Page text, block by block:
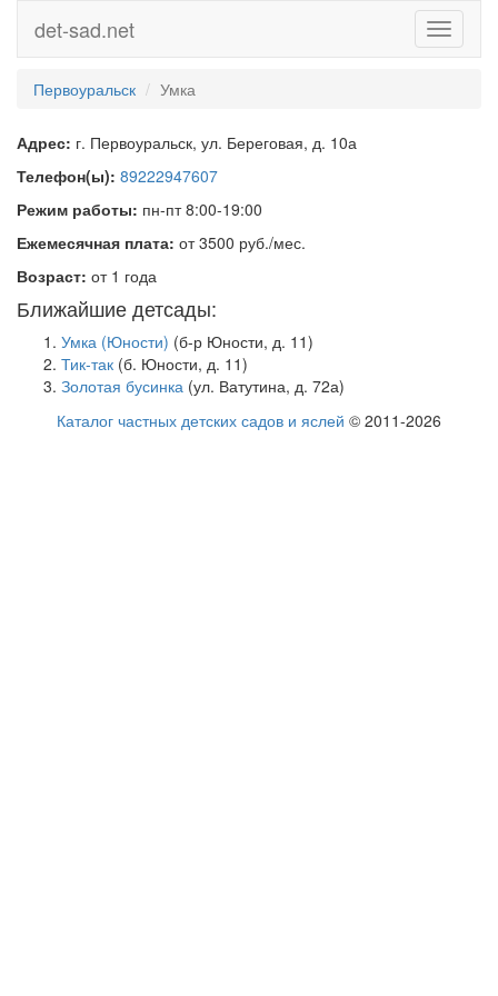
Toggle
det-sad.net
Первоуральск Умка
Адрес: г. Первоуральск, ул. Береговая, д. 10а
Телефон(ы): 89222947607
Режим работы: пн-пт 8:00-19:00
Ежемесячная плата: от 3500 руб./мес.
Возраст: от 1 года
Ближайшие детсады:
Умка (Юности) (б-р Юности, д. 11)
Тик-так (б. Юности, д. 11)
Золотая бусинка (ул. Ватутина, д. 72а)
Каталог частных детских садов и яслей © 2011-2026